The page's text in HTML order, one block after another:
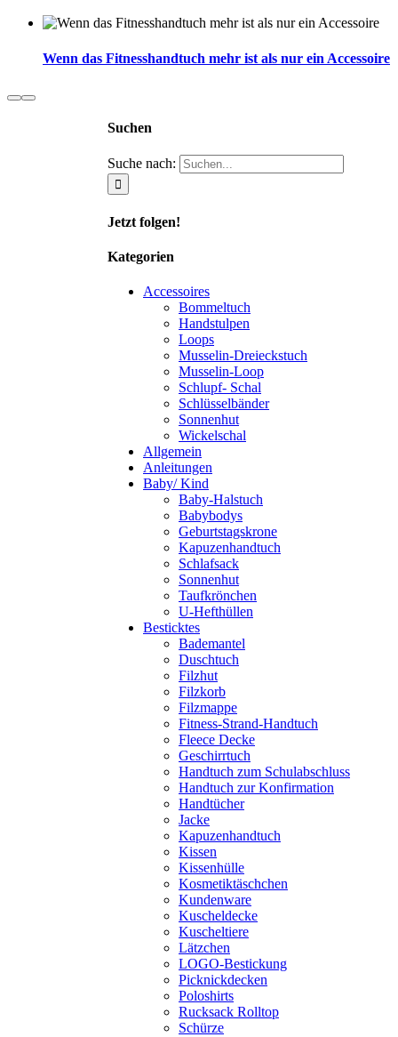
Wenn das Fitnesshandtuch mehr ist als nur ein Accessoire
Suchen
Suche nach:
Jetzt folgen!
Kategorien
Accessoires
Bommeltuch
Handstulpen
Loops
Musselin-Dreieckstuch
Musselin-Loop
Schlupf- Schal
Schlüsselbänder
Sonnenhut
Wickelschal
Allgemein
Anleitungen
Baby/ Kind
Baby-Halstuch
Babybodys
Geburtstagskrone
Kapuzenhandtuch
Schlafsack
Sonnenhut
Taufkrönchen
U-Hefthüllen
Besticktes
Bademantel
Duschtuch
Filzhut
Filzkorb
Filzmappe
Fitness-Strand-Handtuch
Fleece Decke
Geschirrtuch
Handtuch zum Schulabschluss
Handtuch zur Konfirmation
Handtücher
Jacke
Kapuzenhandtuch
Kissen
Kissenhülle
Kosmetiktäschchen
Kundenware
Kuscheldecke
Kuscheltiere
Lätzchen
LOGO-Bestickung
Picknickdecken
Poloshirts
Rucksack Rolltop
Schürze